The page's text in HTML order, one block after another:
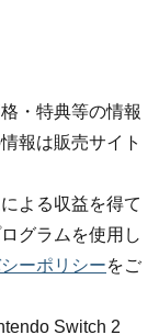
・特典等の情報
報は販売サイト
よる収益を得て
グラムを使用し
ーポリシーをご
Switch 2